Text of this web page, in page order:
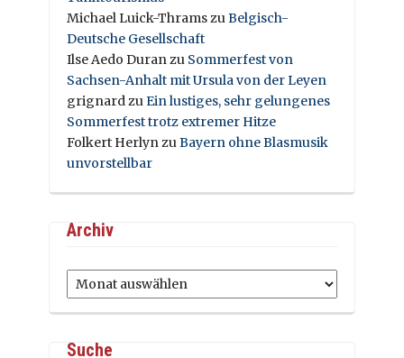
Michael Luick-ThramszuBelgisch-
Deutsche Gesellschaft
Ilse Aedo Duranzu Sommerfest von
Sachsen-Anhalt mit Ursula von der Leyen
grignardzuEin lustiges, sehr gelungenes
Sommerfest trotz extremer Hitze
Folkert HerlynzuBayern ohne Blasmusik
unvorstellbar
Archiv
Archiv
Suche